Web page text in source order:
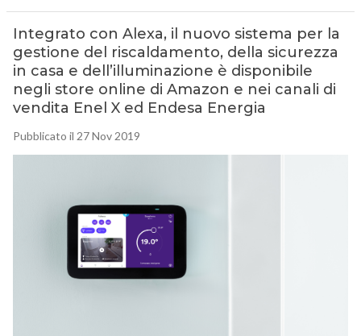
Integrato con Alexa, il nuovo sistema per la
gestione del riscaldamento, della sicurezza
in casa e dell’illuminazione è disponibile
negli store online di Amazon e nei canali di
vendita Enel X ed Endesa Energia
Pubblicato il 27 Nov 2019